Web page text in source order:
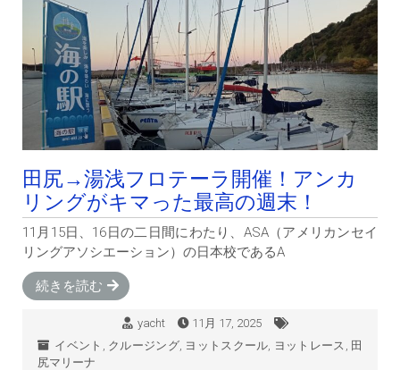
田尻→湯浅フロテーラ開催！アンカ
リングがキマった最高の週末！
11月15日、16日の二日間にわたり、ASA（アメリカンセイ
リングアソシエーション）の日本校であるA
続きを読む
yacht
11月 17, 2025
イベント , クルージング, ヨットスクール, ヨットレース , 田
尻マリーナ